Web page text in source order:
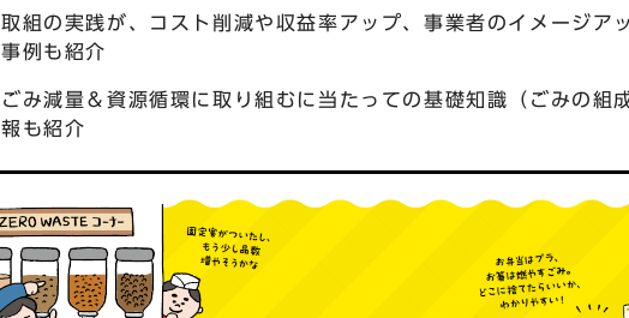
取組の実践が、コスト削減や収益率アップ、事業者のイメージア
事例も紹介
ごみ減量＆資源循環に取り組むに当たっての基礎知識（ごみの組
報も紹介